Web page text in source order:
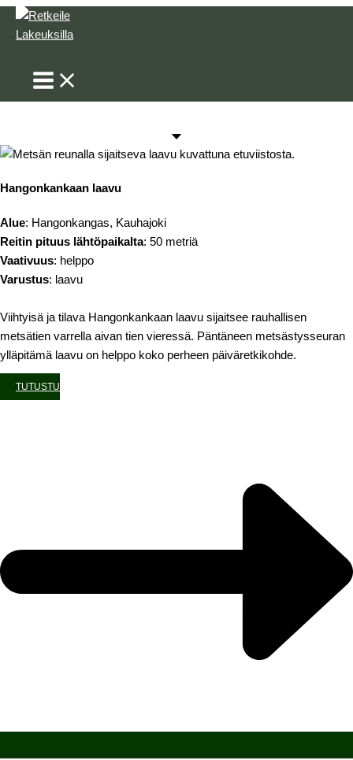
Siirry
sisältöön
Hangonkankaan laavu
Alue: Hangonkangas, Kauhajoki
Reitin pituus lähtöpaikalta: 50 metriä
Vaativuus: helppo
Varustus: laavu
Viihtyisä ja tilava Hangonkankaan laavu sijaitsee rauhallisen
metsätien varrella aivan tien vieressä. Päntäneen metsästysseuran
ylläpitämä laavu on helppo koko perheen päiväretkikohde.
TUTUSTU